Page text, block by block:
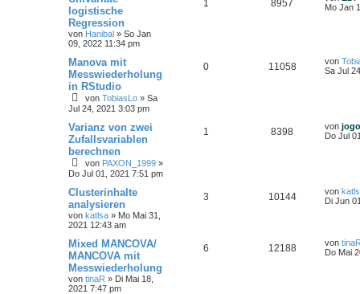
logistische
Regression
von Hanibal » So Jan
09, 2022 11:34 pm
1 8957
Mo Jan
Manova mit
Messwiederholung
in RStudio
von TobiasLo » Sa
Jul 24, 2021 3:03 pm
0 11058 von
Sa Jul
Varianz von zwei
Zufallsvariablen
berechnen
von PAXON_1999 »
Do Jul 01, 2021 7:51 pm
1 8398 von jogo
Do Jul
Clusterinhalte
analysieren
von katlsa » Mo Mai 31,
2021 12:43 am
3 10144 von
Di Jun
Mixed MANCOVA/
MANCOVA mit
Messwiederholung
von tinaR » Di Mai 18,
2021 7:47 pm
6 12188 von
Do Mai